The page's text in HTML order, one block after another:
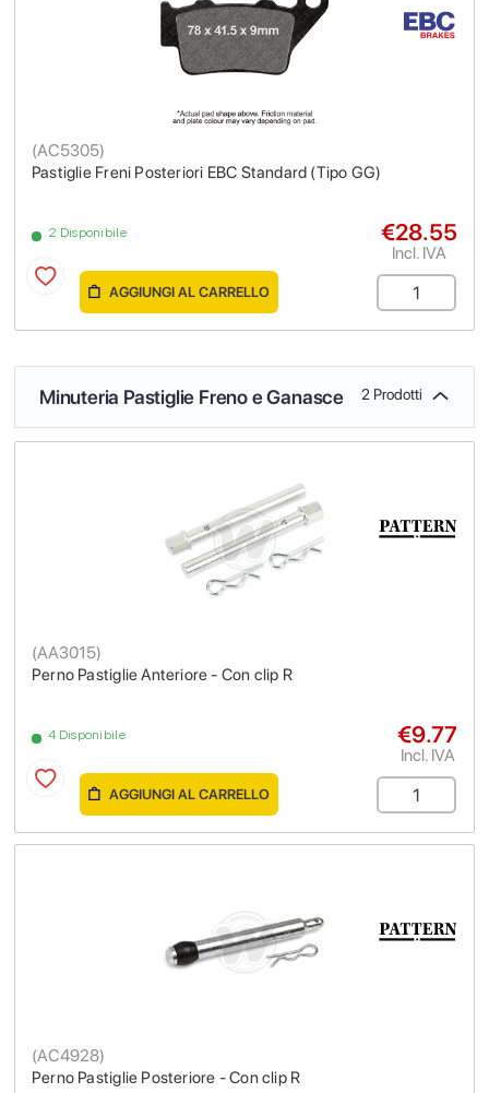
Pastiglie Freni Posteriori EBC Standard (Tipo GG)
(AC5305)
2 Disponibile €28.55
Incl. IVA
AGGIUNGI AL CARRELLO
Minuteria Pastiglie Freno e Ganasce 2 Prodotti
Perno Pastiglie Anteriore - Con clip R
(AA3015)
4 Disponibile €9.77
Incl. IVA
AGGIUNGI AL CARRELLO
Perno Pastiglie Posteriore - Con clip R
(AC4928)